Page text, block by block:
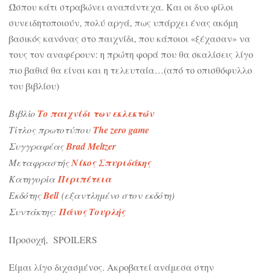
Ώσπου κάτι στραβώνει αναπάντεχα. Και οι δυο φίλοι
συνειδητοποιούν, πολύ αργά, πως υπάρχει ένας ακόμη
βασικός κανόνας στο παιχνίδι, που κάποιοι «ξέχασαν» να
τους τον αναφέρουν: η πρώτη φορά που θα σκαλίσεις λίγο
πιο βαθιά θα είναι και η τελευταία…(από το οπισθόφυλλο
του βιβλίου)
Βιβλίο Το παιχνίδι των εκλεκτών
Τίτλος πρωτοτύπου The zero game
ΣυγγραφέαςBrad Meltzer
ΜεταφραστήςΝίκος Σπυριδάκης
ΚατηγορίαΠεριπέτεια
ΕκδότηςBell (εξαντλημένο στον εκδότη)
Συντάκτης: Πάνος Τουρλής
Προσοχή, SPOILERS
Είμαι λίγο διχασμένος. Ακροβατεί ανάμεσα στην